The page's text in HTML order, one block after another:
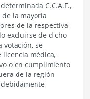
C.C.A.F.,
de la mayoría
de la respectiva
excluirse de dicho
votación, se
licencia médica,
o en cumplimiento
de la región